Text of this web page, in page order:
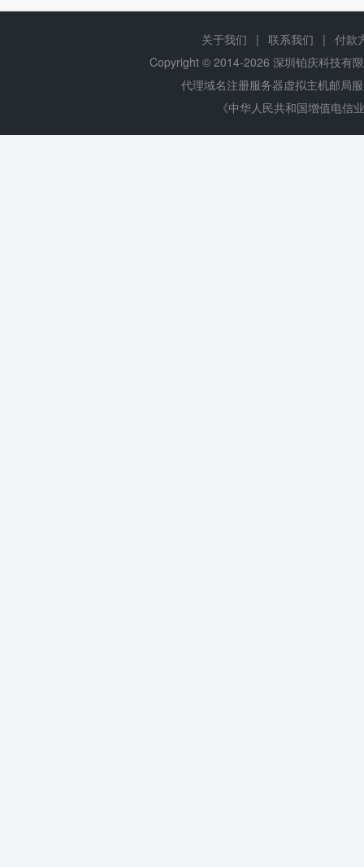
关于我们 | 联系我们 | 付款
Copyright © 2014-2026 深圳铂庆科技有
代理域名注册服务器虚拟主机邮局
《中华人民共和国增值电信